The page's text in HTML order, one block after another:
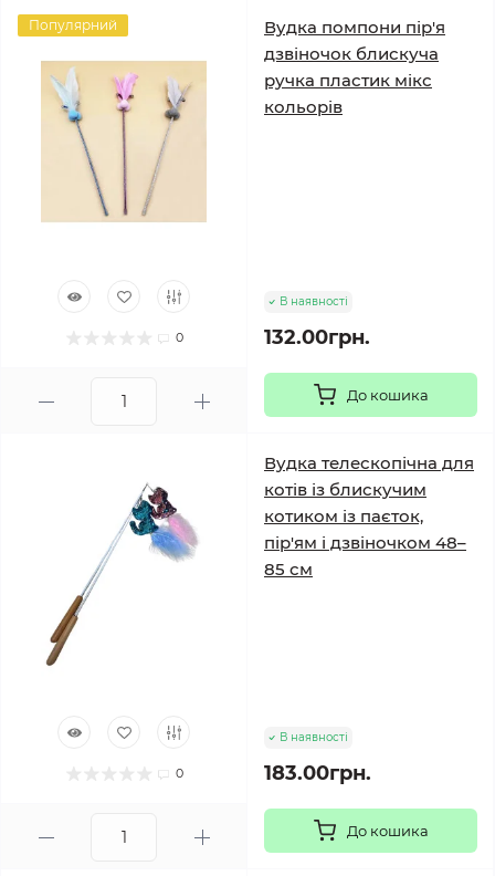
Популярний
0
Вудка помпони пір'я
дзвіночок блискуча
ручка пластик мікс
кольорів
В наявності
132.00грн.
До кошика
0
Вудка телескопічна для
котів із блискучим
котиком із паєток,
пір'ям і дзвіночком 48–
85 см
В наявності
183.00грн.
До кошика